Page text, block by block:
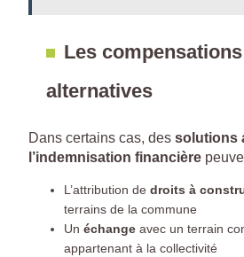
Les compensations
alternatives
Dans certains cas, des solutions
l’indemnisation financière
L’attribution de droits à
terrains de la commune
Un échange avec un terrain
appartenant à la collectivité